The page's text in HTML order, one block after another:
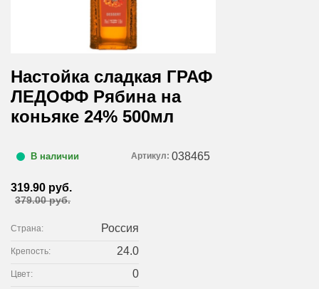
Настойка сладкая ГРАФ
ЛЕДОФФ Рябина на
коньяке 24% 500мл
В наличии Артикул: 038465
319.90 руб.
379.00 руб.
Страна: Россия
Крепость: 24.0
Цвет: 0